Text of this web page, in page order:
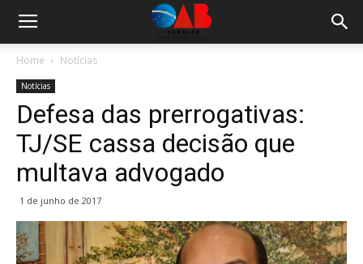
Home Notícias
Notícias
Defesa das prerrogativas:
TJ/SE cassa decisão que
multava advogado
1 de junho de 2017